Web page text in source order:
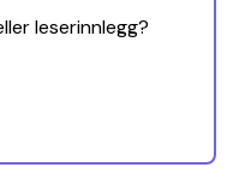
leserinnlegg?